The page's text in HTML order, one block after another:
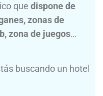
que dispone de
zonas de
zona de juegos…
buscando un hotel